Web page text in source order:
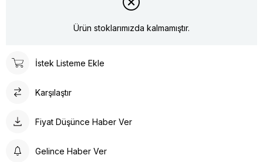
Ürün stoklarımızda kalmamıştır.
İstek Listeme Ekle
Karşılaştır
Fiyat Düşünce Haber Ver
Gelince Haber Ver